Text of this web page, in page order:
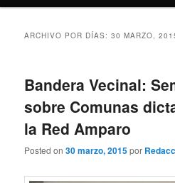
ARCHIVO POR DÍAS:30 MARZO,
Bandera Vecinal:
sobre Comunas
la Red Amparo
Posted on30 marzo, 2015por